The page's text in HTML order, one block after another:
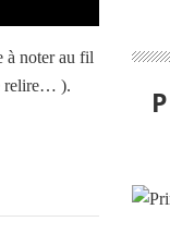
à noter au fil
relire… ).